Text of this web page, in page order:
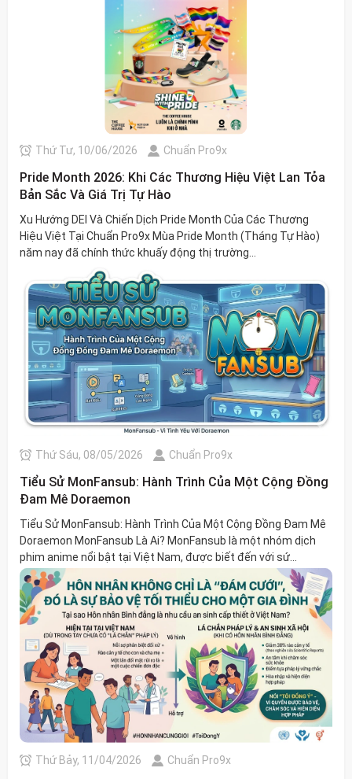
Thứ Tư, 10/06/2026 Chuẩn Pro9x
Pride Month 2026: Khi Các Thương Hiệu Việt Lan Tỏa
Bản Sắc Và Giá Trị Tự Hào
Xu Hướng DEI Và Chiến Dịch Pride Month Của Các Thương
Hiệu Việt Tại Chuẩn Pro9x Mùa Pride Month (Tháng Tự Hào)
năm nay đã chính thức khuấy động thị trường...
Thứ Sáu, 08/05/2026 Chuẩn Pro9x
Tiểu Sử MonFansub: Hành Trình Của Một Cộng Đồng
Đam Mê Doraemon
Tiểu Sử MonFansub: Hành Trình Của Một Cộng Đồng Đam Mê
Doraemon MonFansub Là Ai? MonFansub là một nhóm dịch
phim anime nổi bật tại Việt Nam, được biết đến với sứ...
Thứ Bảy, 11/04/2026 Chuẩn Pro9x